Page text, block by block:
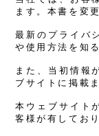
ます。本書を変
最新のプライバ
や使用方法を知
また、当初情報
ブサイトに掲載
本ウェブサイト
客様が有してお